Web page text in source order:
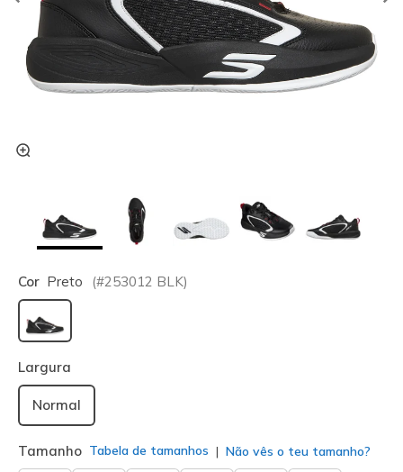
Cor Preto (#253012 BLK)
selecionado
Largura
Normal
Tamanho Tabela de tamanhos Não vês o teu tamanho?